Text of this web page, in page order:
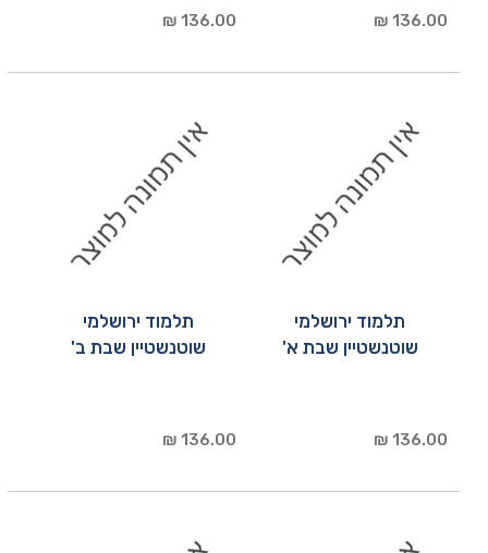
136.00 ₪
136.00 ₪
תלמוד ירושלמי
שוטנשטיין שבת א'
136.00 ₪
תלמוד ירושלמי
שוטנשטיין שבת ב'
136.00 ₪